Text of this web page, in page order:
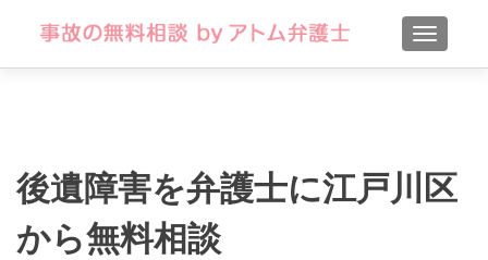
後遺障害を弁護士に江戸川区
から無料相談